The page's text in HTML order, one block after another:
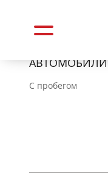
АВТОМОБИЛИ
C пробегом